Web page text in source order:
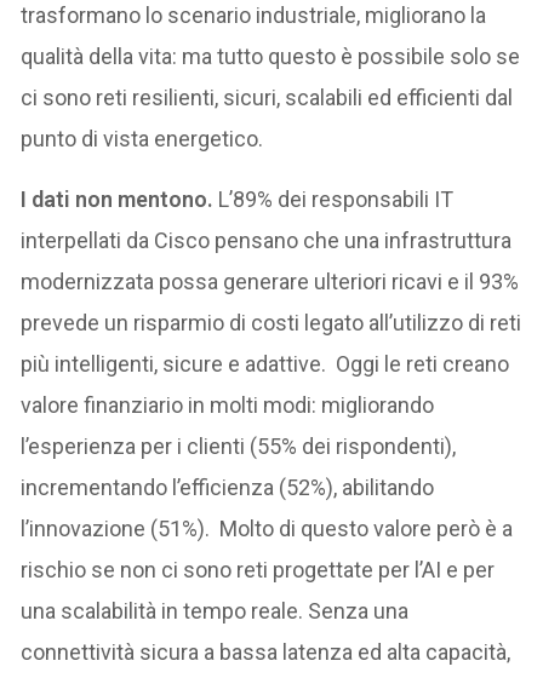
trasformano lo scenario industriale, migliorano la
qualità della vita: ma tutto questo è possibile solo se
ci sono reti resilienti, sicuri, scalabili ed efficienti dal
punto di vista energetico.
I dati non mentono. L’89% dei responsabili IT
interpellati da Cisco pensano che una infrastruttura
modernizzata possa generare ulteriori ricavi e il 93%
prevede un risparmio di costi legato all’utilizzo di reti
più intelligenti, sicure e adattive. Oggi le reti creano
valore finanziario in molti modi: migliorando
l’esperienza per i clienti (55% dei rispondenti),
incrementando l’efficienza (52%), abilitando
l’innovazione (51%). Molto di questo valore però è a
rischio se non ci sono reti progettate per l’AI e per
una scalabilità in tempo reale. Senza una
connettività sicura a bassa latenza ed alta capacità,